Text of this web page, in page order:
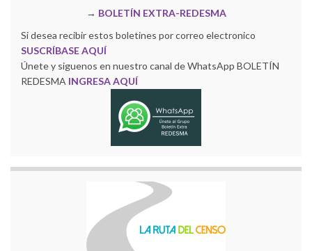
→ BOLETÍN EXTRA-REDESMA
Si desea recibir estos boletines por correo electronico
SUSCRÍBASE AQUÍ
Únete y siguenos en nuestro canal de WhatsApp BOLETÍN
REDESMA INGRESA AQUÍ